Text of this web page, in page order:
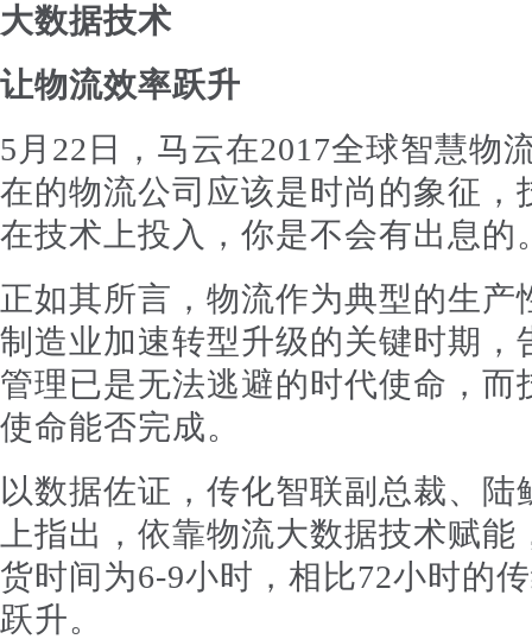
大数据技术
让物流效率跃升
5月22日，马云在2017全球智慧物
在的物流公司应该是时尚的象征
在技术上投入，你是不会有出息的
正如其所言，物流作为典型的生
制造业加速转型升级的关键时期
管理已是无法逃避的时代使命，
使命能否完成。
以数据佐证，传化智联副总裁、
上指出，依靠物流大数据技术赋
货时间为6-9小时，相比72小时的
跃升。